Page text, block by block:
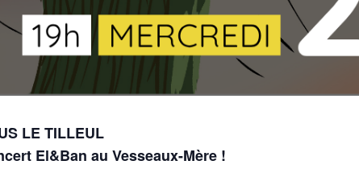
LE TILLEUL
El&Ban au Vesseaux-Mère !